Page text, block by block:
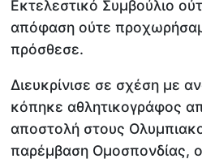
Εκτελεστικό Συμβούλιο
απόφαση ούτε
πρόσθεσε.
Διευκρίνισε σε σχέση με
κόπηκε αθλητικογράφος
αποστολή στους
παρέμβαση Ομοσπονδίας, ο